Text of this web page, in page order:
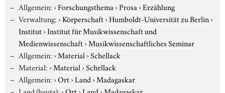
Allgemein:›Forschungsthema›Prosa›Erzählung
Verwaltung:›Körperschaft›Humboldt-Universität zu Berlin›
Institut›Institut für Musikwissenschaft und
Medienwissenschaft›Musikwissenschaftliches Seminar
Allgemein:›Material›Schellack
Material:›Material›Schellack
Allgemein:›Ort›Land›Madagaskar